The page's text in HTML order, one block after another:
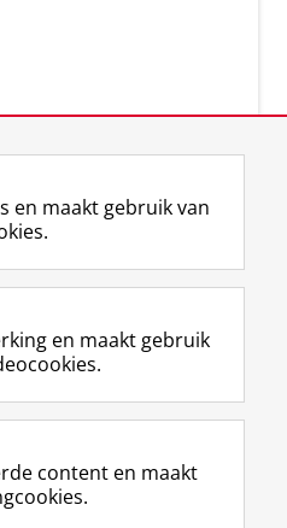
F
a
e
b
o
p
a
L
i
k
e
I
-
p
R
S
-
f
e
R
I
n
t
r
m
Y
o
T
e
k
en maakt gebruik van
en maakt gebruik
content en maakt